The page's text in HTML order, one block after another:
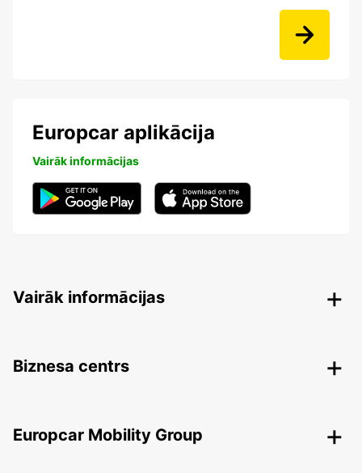
Europcar aplikācija
Vairāk informācijas
Vairāk informācijas
Biznesa centrs
Europcar Mobility Group